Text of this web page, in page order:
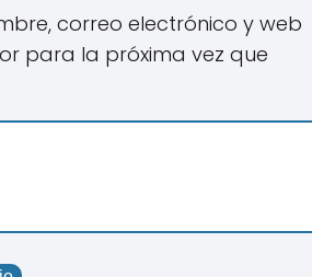
correo electrónico y web
para la próxima vez que